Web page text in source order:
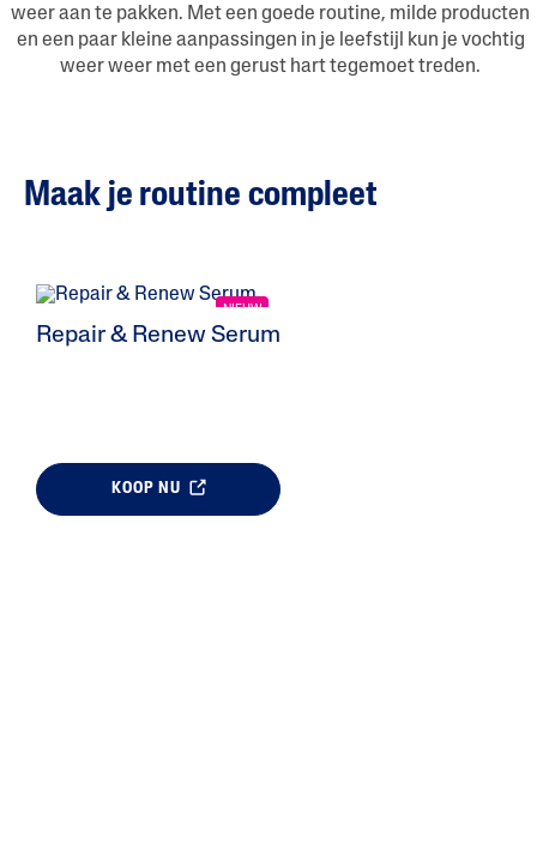
weer aan te pakken. Met een goede routine, milde producten
en een paar kleine aanpassingen in je leefstijl kun je vochtig
weer weer met een gerust hart tegemoet treden.
Maak je routine compleet
NIEUW
Repair & Renew Serum
KOOP NU